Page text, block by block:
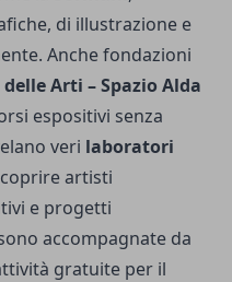
di illustrazione e
Anche fondazioni
delle Arti – Spazio Alda
espositivi senza
veri laboratori
artisti
e progetti
accompagnate da
gratuite per il